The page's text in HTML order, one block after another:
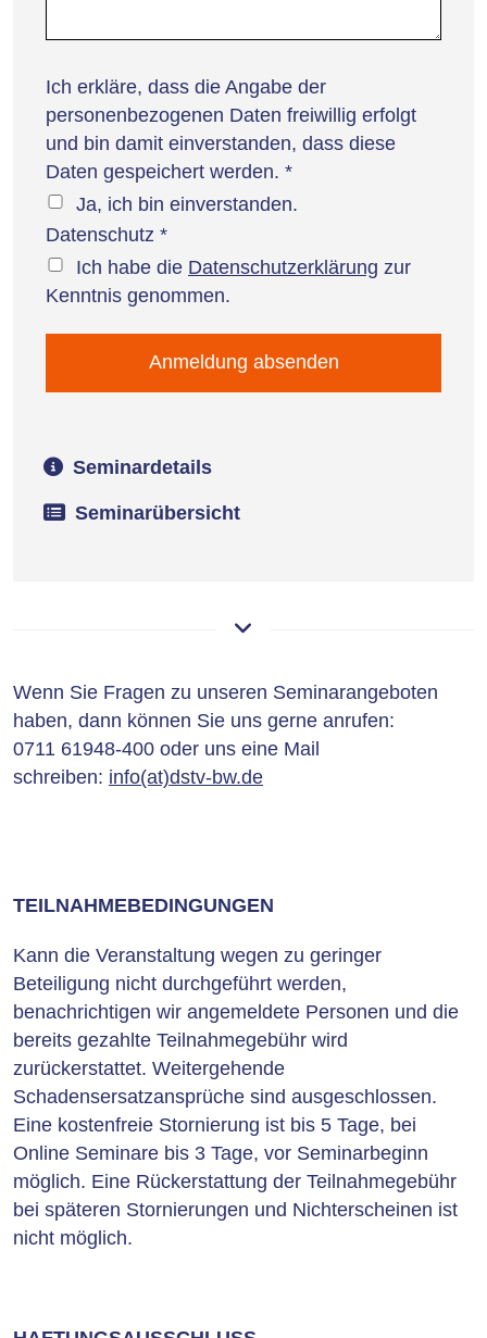
Ich erkläre, dass die Angabe der
personenbezogenen Daten freiwillig erfolgt
und bin damit einverstanden, dass diese
Daten gespeichert werden. *
Ja, ich bin einverstanden.
Datenschutz *
Ich habe die Datenschutzerklärung zur
Kenntnis genommen.
Seminardetails
Seminarübersicht
Wenn Sie Fragen zu unseren Seminarangeboten
haben, dann können Sie uns gerne anrufen:
0711 61948-400 oder uns eine Mail
schreiben: info(at)dstv-bw.de
TEILNAHMEBEDINGUNGEN
Kann die Veranstaltung wegen zu geringer
Beteiligung nicht durchgeführt werden,
benachrichtigen wir angemeldete Personen und die
bereits gezahlte Teilnahmegebühr wird
zurückerstattet. Weitergehende
Schadensersatzansprüche sind ausgeschlossen.
Eine kostenfreie Stornierung ist bis 5 Tage, bei
Online Seminare bis 3 Tage, vor Seminarbeginn
möglich. Eine Rückerstattung der Teilnahmegebühr
bei späteren Stornierungen und Nichterscheinen ist
nicht möglich.